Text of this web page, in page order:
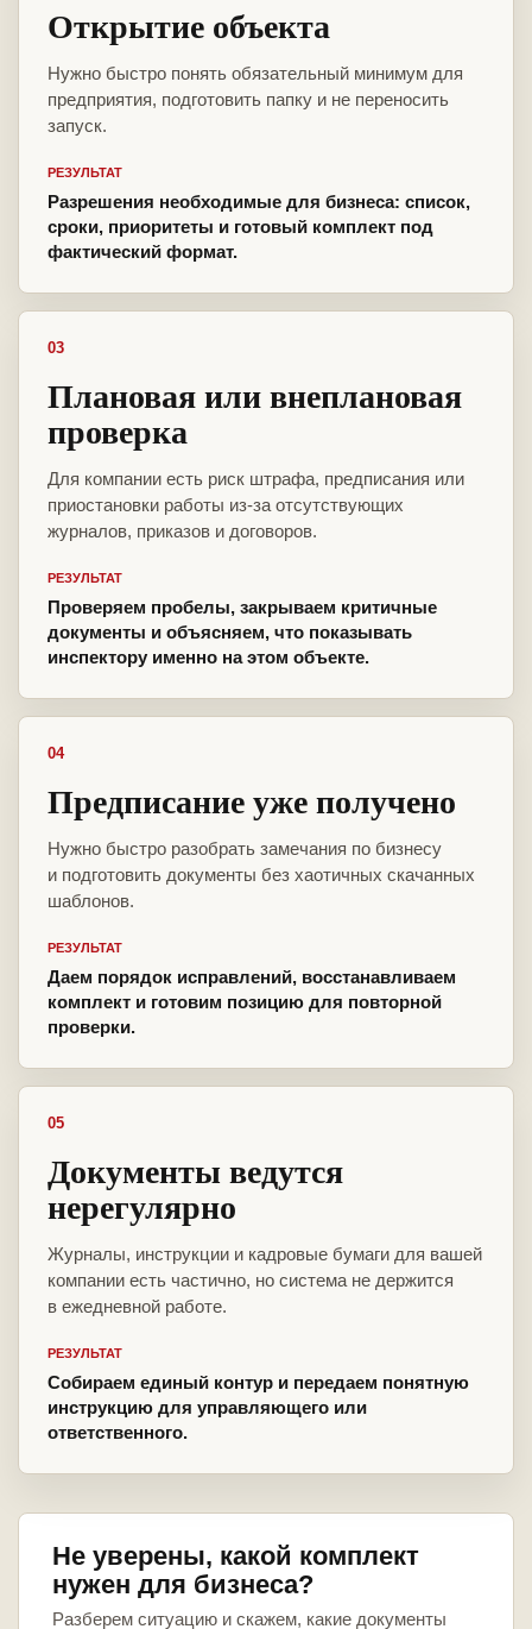
Открытие объекта
Нужно быстро понять обязательный минимум для
предприятия, подготовить папку и не переносить
запуск.
РЕЗУЛЬТАТ
Разрешения необходимые для бизнеса: список,
сроки, приоритеты и готовый комплект под
фактический формат.
03
Плановая или внеплановая
проверка
Для компании есть риск штрафа, предписания или
приостановки работы из-за отсутствующих
журналов, приказов и договоров.
РЕЗУЛЬТАТ
Проверяем пробелы, закрываем критичные
документы и объясняем, что показывать
инспектору именно на этом объекте.
04
Предписание уже получено
Нужно быстро разобрать замечания по бизнесу
и подготовить документы без хаотичных скачанных
шаблонов.
РЕЗУЛЬТАТ
Даем порядок исправлений, восстанавливаем
комплект и готовим позицию для повторной
проверки.
05
Документы ведутся
нерегулярно
Журналы, инструкции и кадровые бумаги для вашей
компании есть частично, но система не держится
в ежедневной работе.
РЕЗУЛЬТАТ
Собираем единый контур и передаем понятную
инструкцию для управляющего или
ответственного.
Не уверены, какой комплект
нужен для бизнеса?
Разберем ситуацию и скажем, какие документы